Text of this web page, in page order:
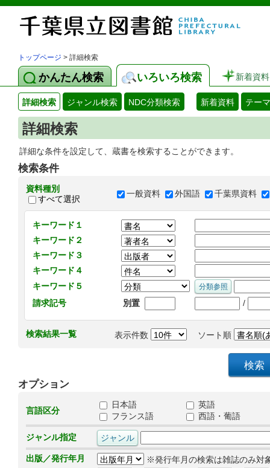
トップページ > 詳細検索
かんたん検索 いろいろ検索 新着資料
詳細検索 ジャンル検索 NDC分類検索 新着資料 テー
詳細検索
詳細な条件を設定して、蔵書を検索することができます。
検索条件
資料種別
すべて選択
一般資料 外国語 千葉県資料
キーワード１
キーワード２
キーワード３
キーワード４
キーワード５
請求記号
別置 /
検索結果一覧 表示件数 ソート順
オプション
言語区分
日本語
英語
フランス語
西語・葡語
ジャンル指定
出版／発行年月
※発行年月の検索は雑誌のみ対